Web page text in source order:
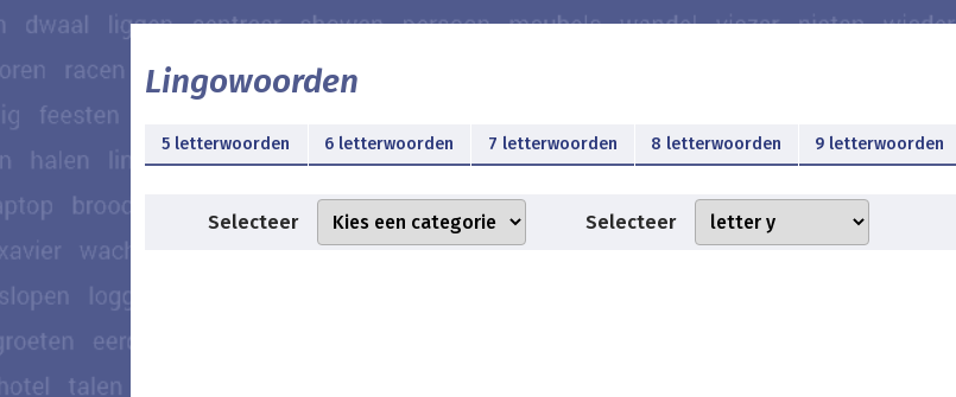
Lingowoorden
5 letterwoorden 6 letterwoorden 7 letterwoorden 8 letterwoorden 9 letterwoorden
Selecteer Selecteer